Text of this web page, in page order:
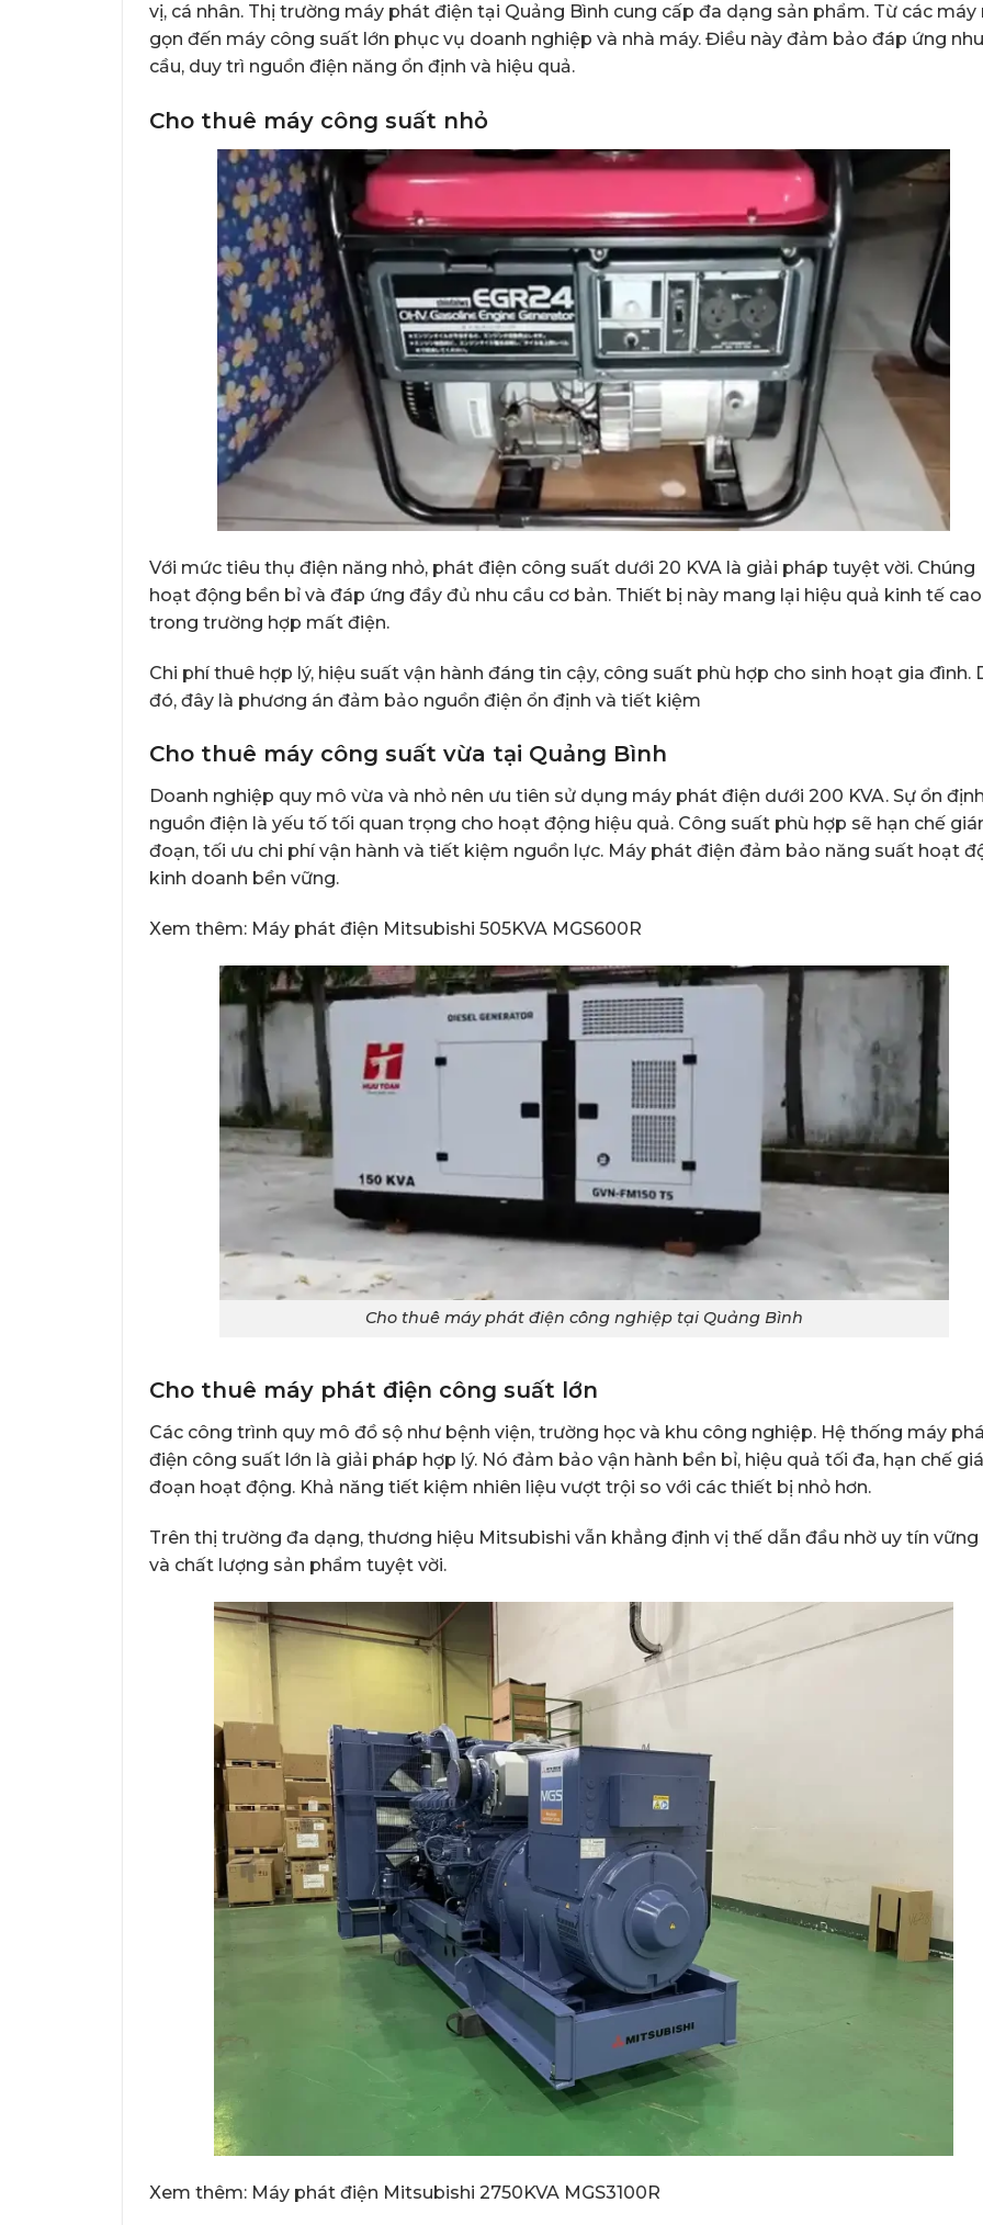
vị, cá nhân. Thị trường máy phát điện tại Quảng Bình cung cấp đa dạng sản phẩm. Từ các máy
gọn đến máy công suất lớn phục vụ doanh nghiệp và nhà máy. Điều này đảm bảo đáp ứng nhu
cầu, duy trì nguồn điện năng ổn định và hiệu quả.
Cho thuê máy công suất nhỏ
Với mức tiêu thụ điện năng nhỏ, phát điện công suất dưới 20 KVA là giải pháp tuyệt vời. Chúng
hoạt động bền bỉ và đáp ứng đầy đủ nhu cầu cơ bản. Thiết bị này mang lại hiệu quả kinh tế cao
trong trường hợp mất điện.
Chi phí thuê hợp lý, hiệu suất vận hành đáng tin cậy, công suất phù hợp cho sinh hoạt gia đình.
đó, đây là phương án đảm bảo nguồn điện ổn định và tiết kiệm
Cho thuê máy công suất vừa tại Quảng Bình
Doanh nghiệp quy mô vừa và nhỏ nên ưu tiên sử dụng máy phát điện dưới 200 KVA. Sự ổn
nguồn điện là yếu tố tối quan trọng cho hoạt động hiệu quả. Công suất phù hợp sẽ hạn chế
đoạn, tối ưu chi phí vận hành và tiết kiệm nguồn lực. Máy phát điện đảm bảo năng suất hoạt
kinh doanh bền vững.
Xem thêm: Máy phát điện Mitsubishi 505KVA MGS600R
Cho thuê máy phát điện công nghiệp tại Quảng Bình
Cho thuê máy phát điện công suất lớn
Các công trình quy mô đồ sộ như bệnh viện, trường học và khu công nghiệp. Hệ thống máy
điện công suất lớn là giải pháp hợp lý. Nó đảm bảo vận hành bền bỉ, hiệu quả tối đa, hạn chế
đoạn hoạt động. Khả năng tiết kiệm nhiên liệu vượt trội so với các thiết bị nhỏ hơn.
Trên thị trường đa dạng, thương hiệu Mitsubishi vẫn khẳng định vị thế dẫn đầu nhờ uy tín vững
và chất lượng sản phẩm tuyệt vời.
Xem thêm: Máy phát điện Mitsubishi 2750KVA MGS3100R